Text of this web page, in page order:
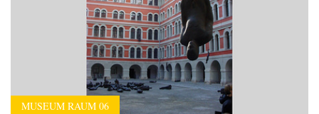
MUSEUM RAUM 06